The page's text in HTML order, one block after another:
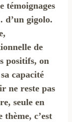
témoignages
d’un gigolo.
de
positifs, on
capacité
ne reste pas
seule en
thème, c’est